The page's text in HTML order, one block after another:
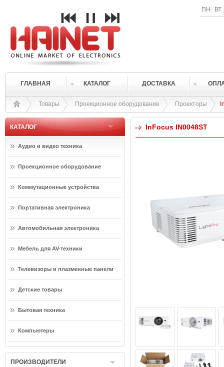
ПН ВТ
ГЛАВНАЯ КАТАЛОГ ДОСТАВКА
Товары Проекционное оборудование Проекторы
КАТАЛОГ
Аудио и видео техника
Проекционное оборудование
Коммутационные устройства
Портативная электроника
Автомобильная электроника
Мебель для AV-техники
Телевизоры и плазменные панели
Детские товары
Бытовая техника
Компьютеры
ПРОИЗВОДИТЕЛИ
InFocus IN0048ST